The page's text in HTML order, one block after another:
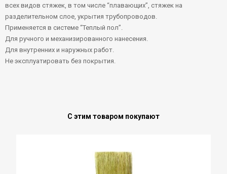
всех видов стяжек, в том числе “плавающих”, стяжек на
разделительном слое, укрытия трубопроводов.
Применяется в системе “Теплый пол”.
Для ручного и механизированного нанесения.
Для внутренних и наружных работ.
Не эксплуатировать без покрытия.
С этим товаром покупают